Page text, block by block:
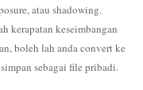
atau shadowing.
kerapatan keseimbangan
boleh lah anda convert ke
sebagai file pribadi.